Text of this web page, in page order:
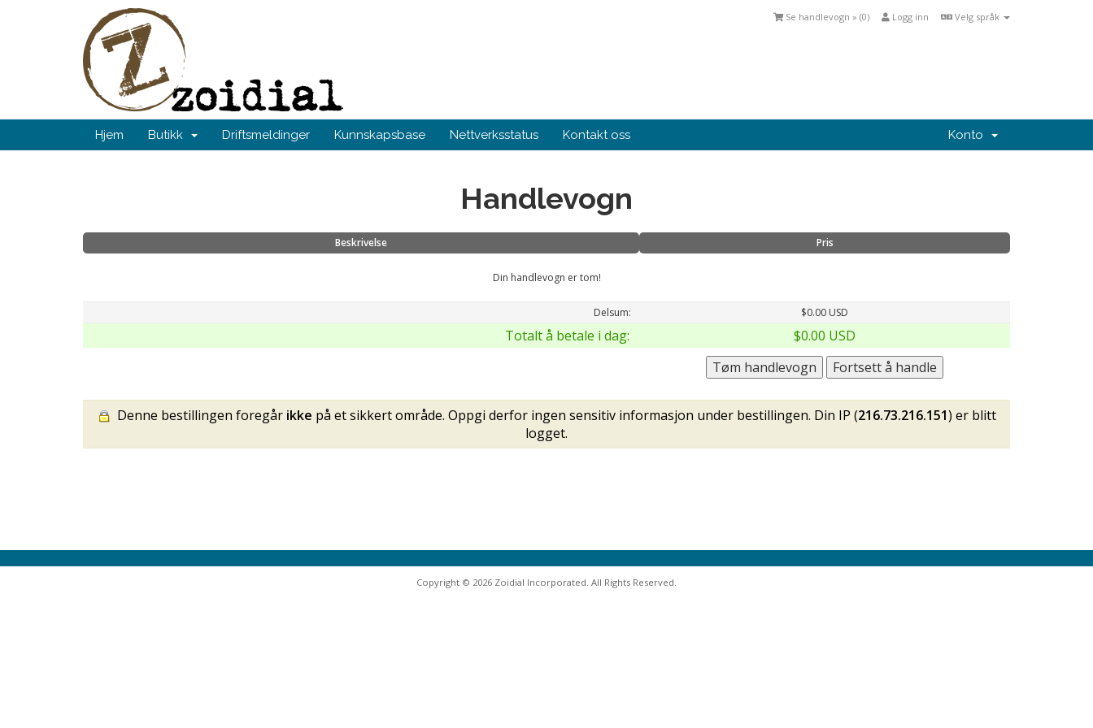
Velg språk
Logg inn
Se handlevogn » (0)
Hjem Butikk Driftsmeldinger Kunnskapsbase Nettverksstatus Kontakt oss Konto
Handlevogn
Beskrivelse Pris
Din handlevogn er tom!
Delsum: $0.00 USD
Totalt å betale i dag: $0.00 USD
Denne bestillingen foregår ikke på et sikkert område. Oppgi derfor ingen sensitiv informasjon under bestillingen. Din IP (216.73.216.151) er blitt
logget.
Copyright © 2026 Zoidial Incorporated. All Rights Reserved.